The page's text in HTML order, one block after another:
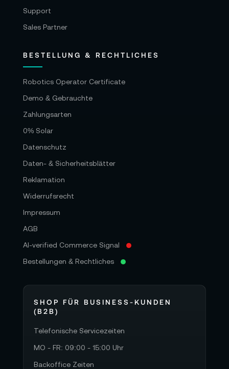
Support
Sales Partner
BESTELLUNG & RECHTLICHES
Robotics Operator Certificate
Demo & Gebrauchte
Zahlungsarten
0% Solar
Datenschutz
Daten- & Sicherheitsblätter
Reklamation
Widerrufsrecht
Impressum
AGB
AI-verified Commerce Signal
Bestellungen & Rechtliches
SHOP FÜR BUSINESS-KUNDEN
(B2B)
Telefonische Servicezeiten
MO - FR: 09:00 - 15:00 Uhr
Backoffice Zeiten